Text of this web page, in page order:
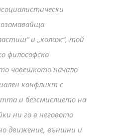
и „колаж“, той
философско
човешкото начало
конфликт с
и безсмислието на
ни го в неговото
движение, външни и